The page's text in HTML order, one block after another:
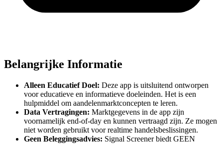
Belangrijke Informatie
Alleen Educatief Doel: Deze app is uitsluitend ontworpen
voor educatieve en informatieve doeleinden. Het is een
hulpmiddel om aandelenmarktconcepten te leren.
Data Vertragingen: Marktgegevens in de app zijn
voornamelijk end-of-day en kunnen vertraagd zijn. Ze mogen
niet worden gebruikt voor realtime handelsbeslissingen.
Geen Beleggingsadvies: Signal Screener biedt GEEN